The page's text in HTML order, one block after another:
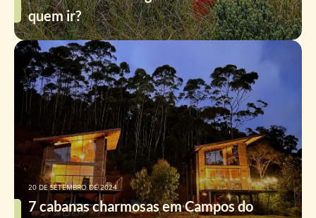
quem ir?
7 cabanas charmosas em Campos do
20 DE SETEMBRO DE 2024